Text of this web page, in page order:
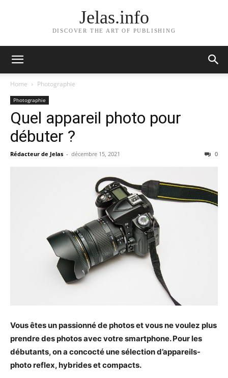
Jelas.info
DISCOVER THE ART OF PUBLISHING
Home Photographie
Photographie
Quel appareil photo pour
débuter ?
Rédacteur de Jelas - décembre 15, 2021 0
Vous êtes un passionné de photos et vous ne voulez plus
prendre des photos avec votre smartphone. Pour les
débutants, on a concocté une sélection d’appareils-
photo reflex, hybrides et compacts.